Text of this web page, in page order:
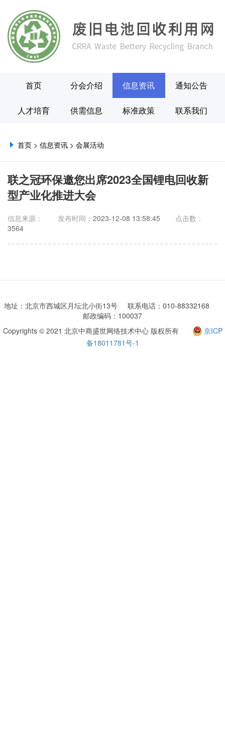
首页 分会介绍 信息资讯 通知公告
人才培育 供需信息 标准政策 联系我们
首页 > 信息资讯 > 会展活动
联之冠环保邀您出席2023全国锂电回收新
型产业化推进大会
信息来源： 发布时间： 2023-12-08 13:58:45
点击数：
3564
地址：北京市西城区月坛北小街13号 联系电话：010-88332168
邮政编码：100037
Copyrights © 2021 北京中商盛世网络技术中心 版权所有
京ICP
备18011781号-1